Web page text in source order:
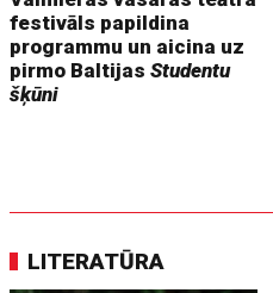
festivāls papildina
programmu un aicina uz
pirmo BaltijasStudentu
šķūni
LITERATŪRA